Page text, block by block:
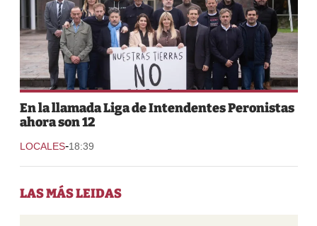
En la llamada Liga de Intendentes Peronistas
ahora son 12
LOCALES-18:39
LAS MÁS LEIDAS